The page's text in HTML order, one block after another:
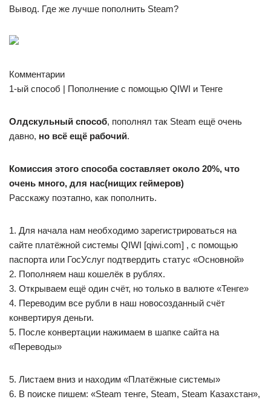
Вывод. Где же лучше пополнить Steam?
Комментарии
1-ый способ | Пополнение с помощью QIWI и Тенге
Олдскульный способ, пополнял так Steam ещё очень
давно, но всё ещё рабочий.
Комиссия этого способа составляет около 20%, что
очень много, для нас(нищих геймеров)
Расскажу поэтапно, как пополнить.
1. Для начала нам необходимо зарегистрироваться на
сайте платёжной системы QIWI [qiwi.com] , с помощью
паспорта или ГосУслуг подтвердить статус «Основной»
2. Пополняем наш кошелёк в рублях.
3. Открываем ещё один счёт, но только в валюте «Тенге»
4. Переводим все рубли в наш новосозданный счёт
конвертируя деньги.
5. После конвертации нажимаем в шапке сайта на
«Переводы»
5. Листаем вниз и находим «Платёжные системы»
6. В поиске пишем: «Steam тенге, Steam, Steam Казахстан»,